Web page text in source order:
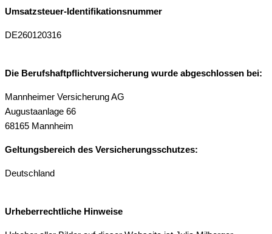
Umsatzsteuer-Identifikationsnummer
DE260120316
Die Berufshaftpflichtversicherung wurde abgeschlossen bei:
Mannheimer Versicherung AG
Augustaanlage 66
68165 Mannheim
Geltungsbereich des Versicherungsschutzes:
Deutschland
Urheberrechtliche Hinweise